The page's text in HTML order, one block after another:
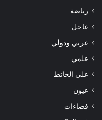
رياضة
عاجل
عربي ودولي
علمي
على الحائط
عيون
فضاءات